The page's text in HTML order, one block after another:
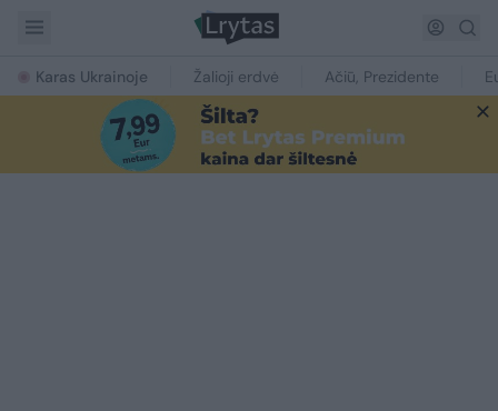
Karas Ukrainoje Žalioji erdvė Ačiū, Prezidente